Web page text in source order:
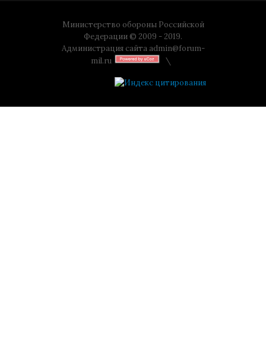
Министерство обороны Российской
Федерации © 2009 - 2019.
Администрация сайта admin@forum-
mil.ru